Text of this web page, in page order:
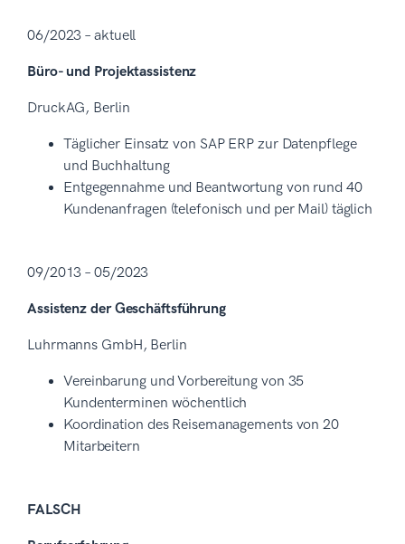
06/2023 – aktuell
Büro- und Projektassistenz
DruckAG, Berlin
Täglicher Einsatz von SAP ERP zur Datenpflege
und Buchhaltung
Entgegennahme und Beantwortung von rund 40
Kundenanfragen (telefonisch und per Mail) täglich
09/2013 – 05/2023
Assistenz der Geschäftsführung
Luhrmanns GmbH, Berlin
Vereinbarung und Vorbereitung von 35
Kundenterminen wöchentlich
Koordination des Reisemanagements von 20
Mitarbeitern
FALSCH